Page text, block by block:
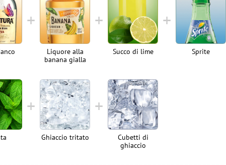
Liquore alla
banana gialla
Succo di lime Sprite
Ghiaccio tritato
Cubetti di
ghiaccio